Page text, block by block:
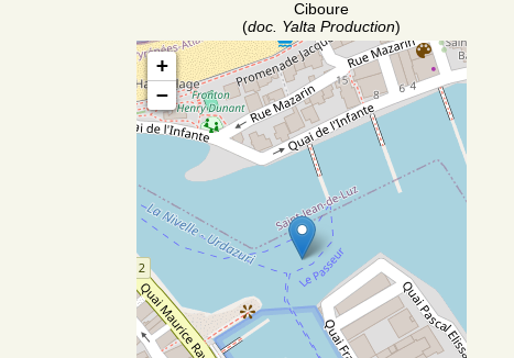
Ciboure
(doc. Yalta Production)
+
−